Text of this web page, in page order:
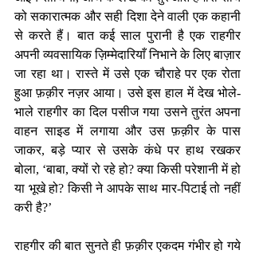
को सकारात्मक और सही दिशा देने वाली एक कहानी
से करते हैं। बात कई साल पुरानी है एक राहगीर
अपनी व्यवसायिक ज़िम्मेदारियाँ निभाने के लिए बाज़ार
जा रहा था। रास्ते में उसे एक चौराहे पर एक रोता
हुआ फ़क़ीर नज़र आया। उसे इस हाल में देख भोले-
भाले राहगीर का दिल पसीज गया उसने तुरंत अपना
वाहन साइड में लगाया और उस फ़क़ीर के पास
जाकर, बड़े प्यार से उसके कंधे पर हाथ रखकर
बोला, ‘बाबा, क्यों रो रहे हो? क्या किसी परेशानी में हो
या भूखे हो? किसी ने आपके साथ मार-पिटाई तो नहीं
करी है?’
राहगीर की बात सुनते ही फ़क़ीर एकदम गंभीर हो गये